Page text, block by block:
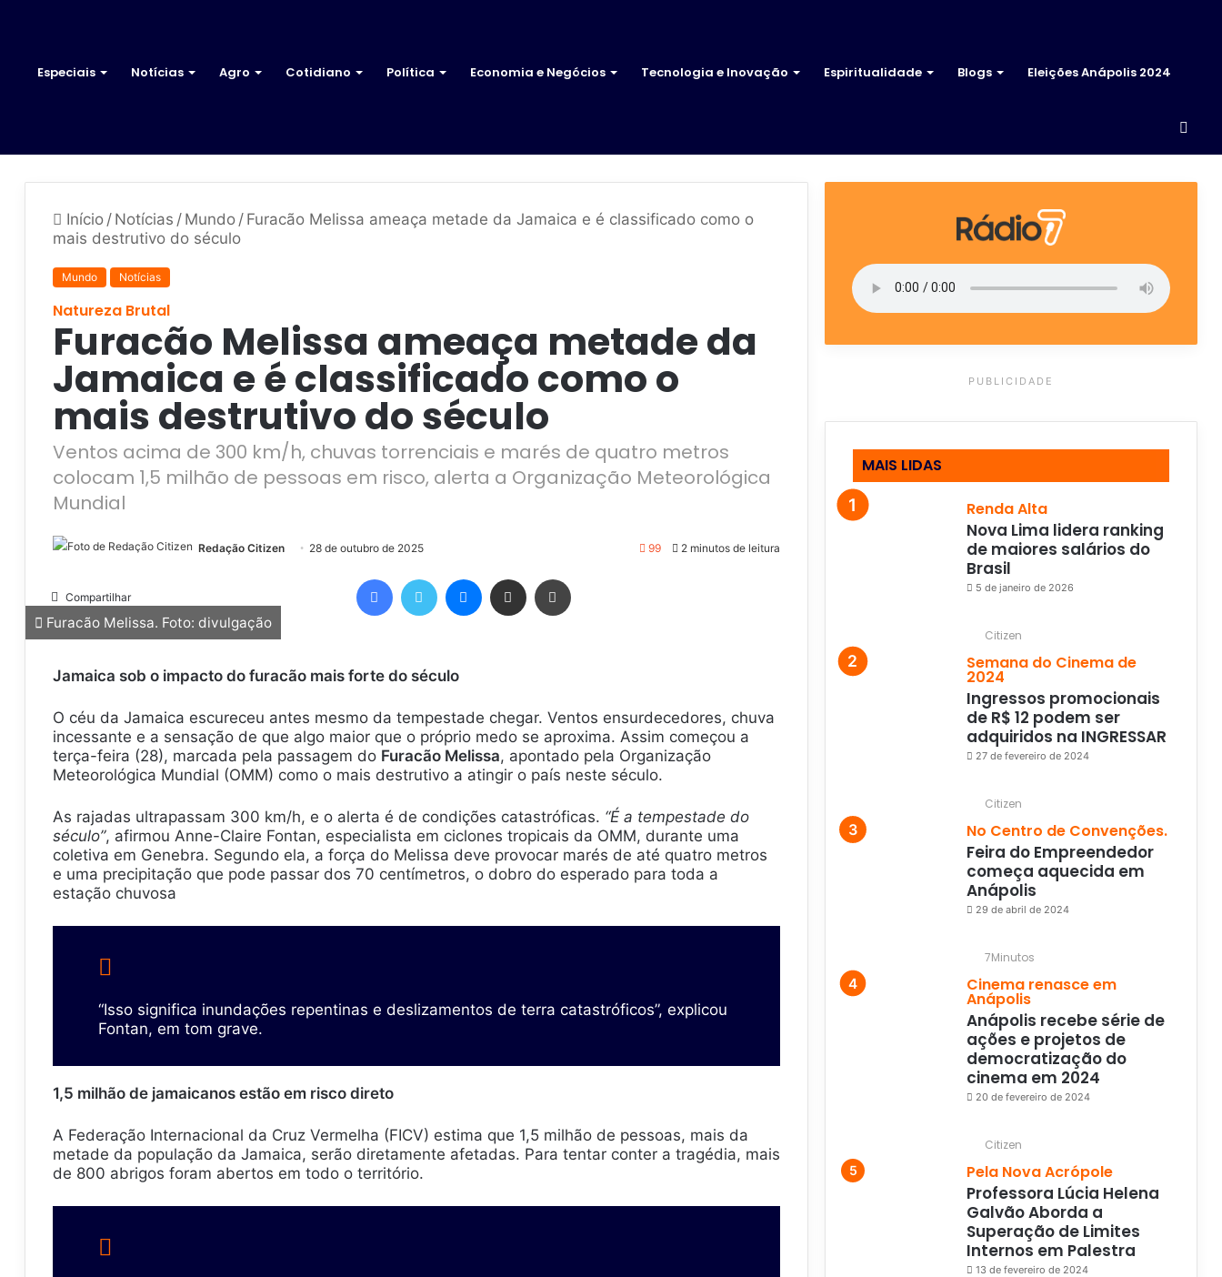
Especiais Notícias Agro Cotidiano Política Economia e Negócios Tecnologia e Inovação Espiritualidade Blogs Eleições Anápolis 2024
por
Início / Notícias / Mundo / Furacão Melissa ameaça metade da Jamaica e é classificado como o
mais destrutivo do século
Mundo Notícias
Natureza Brutal
Furacão Melissa ameaça metade da
Jamaica e é classificado como o
mais destrutivo do século
Ventos acima de 300 km/h, chuvas torrenciais e marés de quatro metros
colocam 1,5 milhão de pessoas em risco, alerta a Organização Meteorológica
Mundial
Redação Citizen 28 de outubro de 2025 99 2 minutos de leitura
Compartilhar
Furacão Melissa. Foto: divulgação
Jamaica sob o impacto do furacão mais forte do século
O céu da Jamaica escureceu antes mesmo da tempestade chegar. Ventos ensurdecedores, chuva
incessante e a sensação de que algo maior que o próprio medo se aproxima. Assim começou a
terça-feira (28), marcada pela passagem do Furacão Melissa, apontado pela Organização
Meteorológica Mundial (OMM) como o mais destrutivo a atingir o país neste século.
As rajadas ultrapassam 300 km/h, e o alerta é de condições catastróficas. “É a tempestade do
século”, afirmou Anne-Claire Fontan, especialista em ciclones tropicais da OMM, durante uma
coletiva em Genebra. Segundo ela, a força do Melissa deve provocar marés de até quatro metros
e uma precipitação que pode passar dos 70 centímetros, o dobro do esperado para toda a
estação chuvosa
“Isso significa inundações repentinas e deslizamentos de terra catastróficos”, explicou
Fontan, em tom grave.
1,5 milhão de jamaicanos estão em risco direto
A Federação Internacional da Cruz Vermelha (FICV) estima que 1,5 milhão de pessoas, mais da
metade da população da Jamaica, serão diretamente afetadas. Para tentar conter a tragédia, mais
de 800 abrigos foram abertos em todo o território.
PUBLICIDADE
MAIS LIDAS
Renda Alta
Nova Lima lidera ranking
de maiores salários do
Brasil
5 de janeiro de 2026
Citizen
Semana do Cinema de
2024
Ingressos promocionais
de R$ 12 podem ser
adquiridos na INGRESSAR
27 de fevereiro de 2024
Citizen
No Centro de Convenções.
Feira do Empreendedor
começa aquecida em
Anápolis
29 de abril de 2024
7Minutos
Cinema renasce em
Anápolis
Anápolis recebe série de
ações e projetos de
democratização do
cinema em 2024
20 de fevereiro de 2024
Citizen
Pela Nova Acrópole
Professora Lúcia Helena
Galvão Aborda a
Superação de Limites
Internos em Palestra
13 de fevereiro de 2024